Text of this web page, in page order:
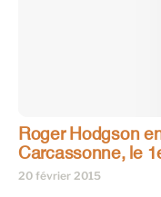
Roger Hodgson
Carcassonne, le
20 février 2015